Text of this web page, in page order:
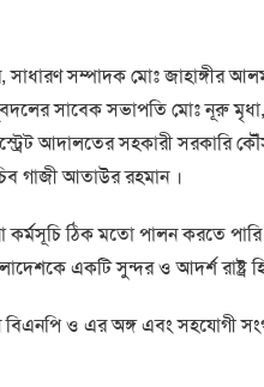
সম্পাদক মোঃ জাহাঙ্গীর
সাবেক সভাপতি মোঃ নূরু
আদালতের সহকারী সরকারি
গাজী আতাউর রহমান ।
কর্মসূচি ঠিক মতো পালন করতে
একটি সুন্দর ও আদর্শ রাষ্ট্র
ও এর অঙ্গ এবং সহযোগী